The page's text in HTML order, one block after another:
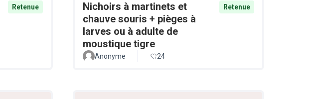
Retenue
Nichoirs à martinets et
chauve souris + pièges à
larves ou à adulte de
moustique tigre
Retenue
Anonyme 24